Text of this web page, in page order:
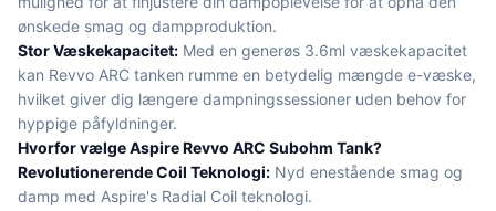
ønskede smag og dampproduktion.
Stor Væskekapacitet: Med en generøs 3.6ml væskekapacitet
kan Revvo ARC tanken rumme en betydelig mængde e-væske,
hvilket giver dig længere dampningssessioner uden behov for
hyppige påfyldninger.
Hvorfor vælge Aspire Revvo ARC Subohm Tank?
Revolutionerende Coil Teknologi: Nyd enestående smag og
damp med Aspire's Radial Coil teknologi.